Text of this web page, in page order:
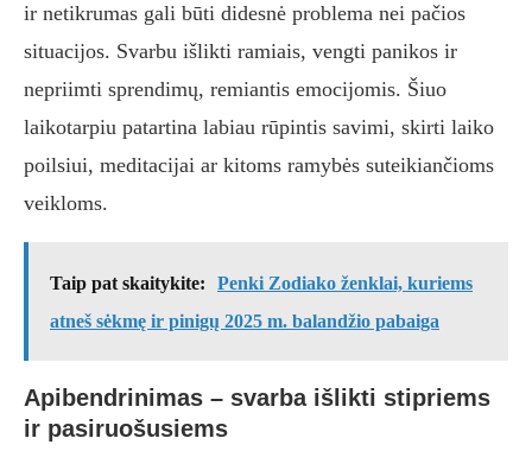
ir netikrumas gali būti didesnė problema nei pačios
situacijos. Svarbu išlikti ramiais, vengti panikos ir
nepriimti sprendimų, remiantis emocijomis. Šiuo
laikotarpiu patartina labiau rūpintis savimi, skirti laiko
poilsiui, meditacijai ar kitoms ramybės suteikiančioms
veikloms.
Taip pat skaitykite:
Penki Zodiako ženklai, kuriems
atneš sėkmę ir pinigų 2025 m. balandžio pabaiga
Apibendrinimas – svarba išlikti stipriems
ir pasiruošusiems